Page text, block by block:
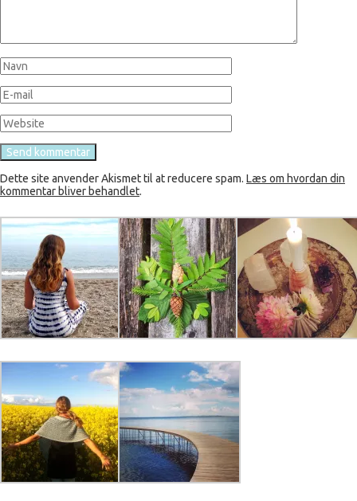
Dette site anvender Akismet til at reducere spam. Læs om hvordan din
kommentar bliver behandlet.